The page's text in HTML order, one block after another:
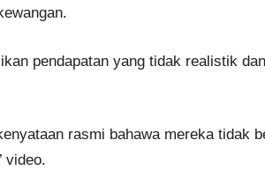
pendapatan yang tidak realistik
rasmi bahawa mereka tidak
video.